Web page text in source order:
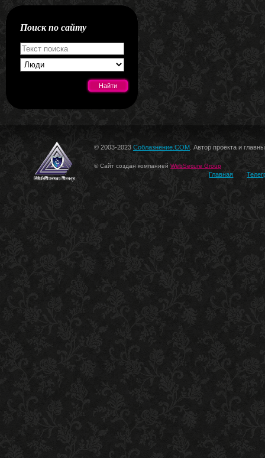
Поиск по сайту
© 2003-2023 Соблазнение.COM . Автор проекта и
© Сайт создан компанией WebSecure Group
Главная